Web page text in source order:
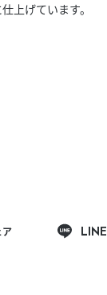
上げています。
LINE